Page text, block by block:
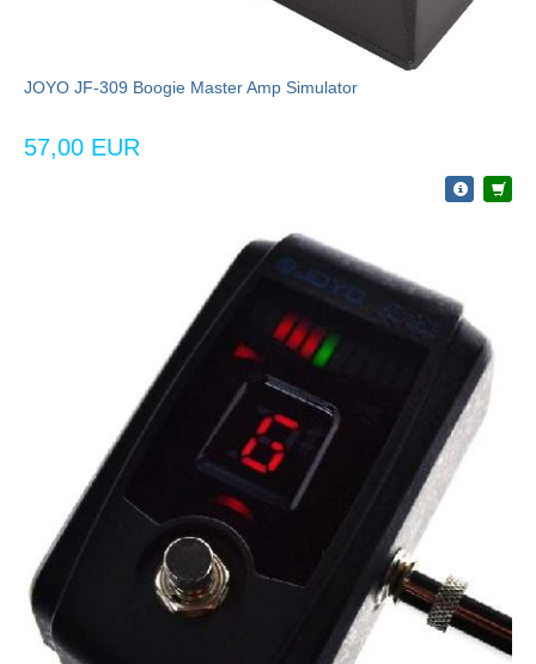
JOYO JF-309 Boogie Master Amp Simulator
57,00 EUR